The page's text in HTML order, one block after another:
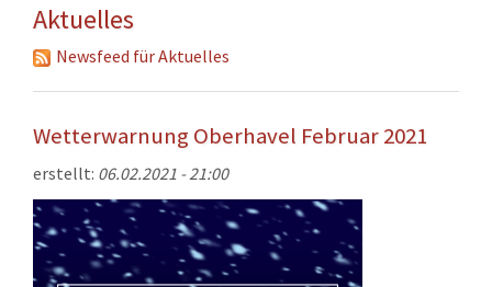
DOWNLOADS
Aktuelles
Newsfeed für Aktuelles
Wetterwarnung Oberhavel Februar 2021
erstellt: 06.02.2021 - 21:00